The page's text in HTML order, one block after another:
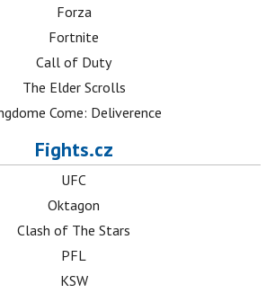
Forza
Fortnite
Call of Duty
The Elder Scrolls
Come: Deliverence
Fights.cz
UFC
Oktagon
Clash of The Stars
PFL
KSW